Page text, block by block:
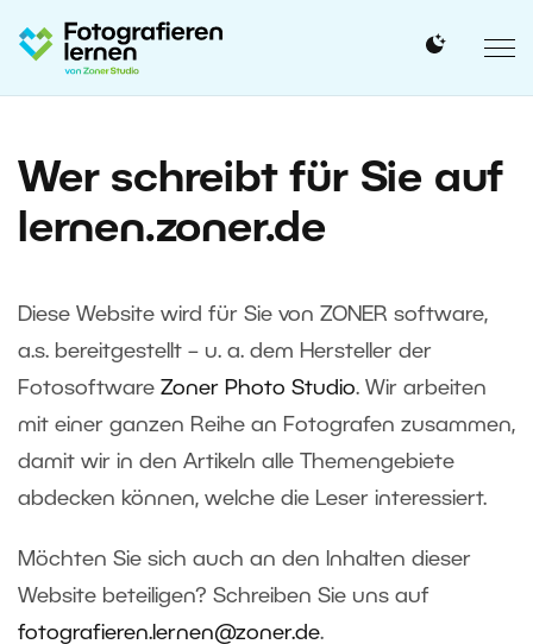
Wer schreibt für Sie auf
lernen.zoner.de
Diese Website wird für Sie von ZONER software,
a.s. bereitgestellt – u. a. dem Hersteller der
Fotosoftware Zoner Photo Studio. Wir arbeiten
mit einer ganzen Reihe an Fotografen zusammen,
damit wir in den Artikeln alle Themengebiete
abdecken können, welche die Leser interessiert.
Möchten Sie sich auch an den Inhalten dieser
Website beteiligen? Schreiben Sie uns auf
fotografieren.lernen@zoner.de.